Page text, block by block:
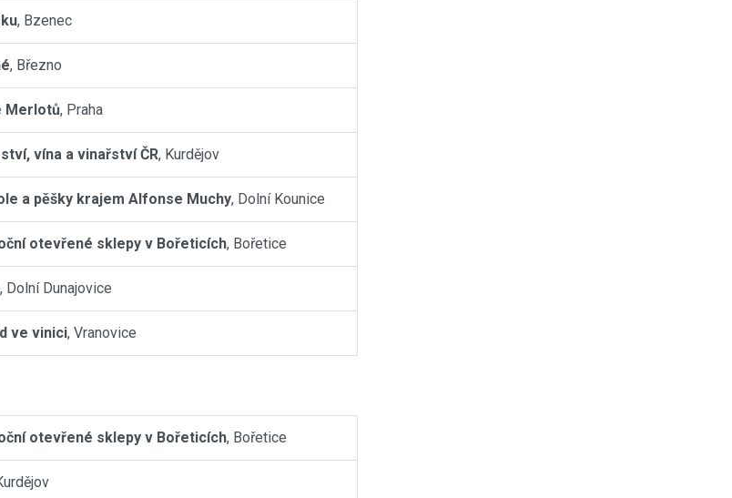
, Bzenec
, Březno
Merlotů, Praha
vína a vinařství ČR, Kurdějov
a pěšky krajem Alfonse Muchy, Dolní Kounice
otevřené sklepy v Bořeticích, Bořetice
, Dolní Dunajovice
ve vinici, Vranovice
otevřené sklepy v Bořeticích, Bořetice